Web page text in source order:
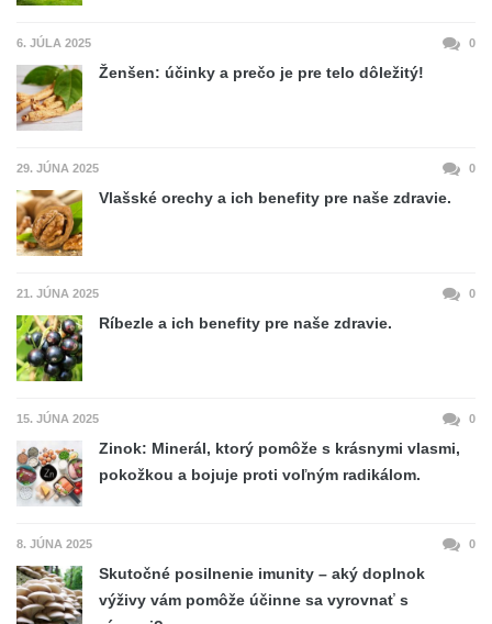
6. JÚLA 2025 0
Ženšen: účinky a prečo je pre telo dôležitý!
29. JÚNA 2025 0
Vlašské orechy a ich benefity pre naše zdravie.
21. JÚNA 2025 0
Ríbezle a ich benefity pre naše zdravie.
15. JÚNA 2025 0
Zinok: Minerál, ktorý pomôže s krásnymi vlasmi,
pokožkou a bojuje proti voľným radikálom.
8. JÚNA 2025 0
Skutočné posilnenie imunity – aký doplnok
výživy vám pomôže účinne sa vyrovnať s